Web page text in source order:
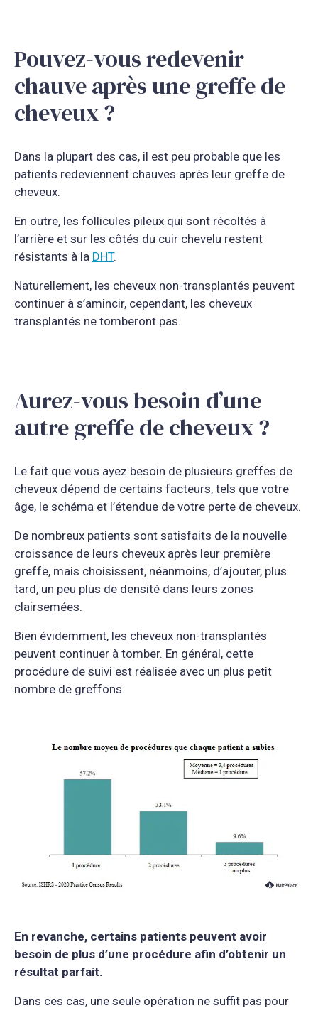
Pouvez-vous redevenir
chauve après une greffe de
cheveux ?
Dans la plupart des cas, il est peu probable que les
patients redeviennent chauves après leur greffe de
cheveux.
En outre, les follicules pileux qui sont récoltés à
l’arrière et sur les côtés du cuir chevelu restent
résistants à la DHT.
Naturellement, les cheveux non-transplantés peuvent
continuer à s’amincir, cependant, les cheveux
transplantés ne tomberont pas.
Aurez-vous besoin d’une
autre greffe de cheveux ?
Le fait que vous ayez besoin de plusieurs greffes de
cheveux dépend de certains facteurs, tels que votre
âge, le schéma et l’étendue de votre perte de cheveux.
De nombreux patients sont satisfaits de la nouvelle
croissance de leurs cheveux après leur première
greffe, mais choisissent, néanmoins, d’ajouter, plus
tard, un peu plus de densité dans leurs zones
clairsemées.
Bien évidemment, les cheveux non-transplantés
peuvent continuer à tomber. En général, cette
procédure de suivi est réalisée avec un plus petit
nombre de greffons.
En revanche, certains patients peuvent avoir
besoin de plus d’une procédure afin d’obtenir un
résultat parfait.
Dans ces cas, une seule opération ne suffit pas pour